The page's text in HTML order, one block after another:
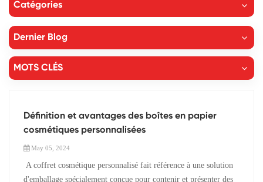
Catégories
Dernier Blog
MOTS CLÉS
Définition et avantages des boîtes en papier
cosmétiques personnalisées
May 05, 2024
A coffret cosmétique personnalisé fait référence à une solution
d'emballage spécialement conçue pour contenir et présenter des